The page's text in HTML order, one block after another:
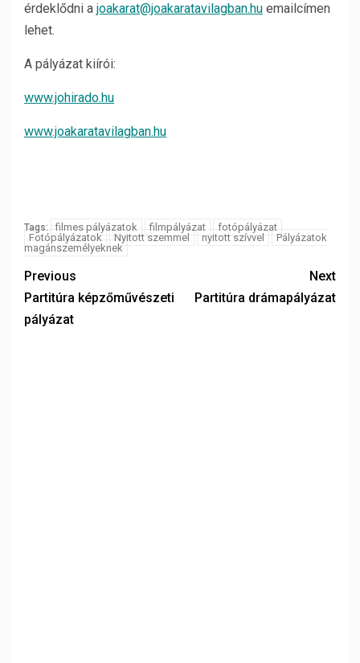
érdeklődni a joakarat@joakaratavilagban.hu emailcímen
lehet.
A pályázat kiírói:
www.johirado.hu
www.joakaratavilagban.hu
Tags: filmes pályázatok filmpályázat
fotópályázat
Fotópályázatok
Nyitott szemmel nyitott szívvel
Pályázatok
magánszemélyeknek
Previous
Partitúra képzőművészeti
pályázat
Next
Partitúra drámapályázat